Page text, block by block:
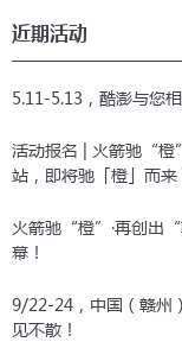
近期活动
5.11-5.13，酷澎与您
活动报名 | 火箭驰“
站，即将驰「橙」而来
火箭驰“橙”·再创出“
幕！
9/22-24，中国（赣州
见不散！